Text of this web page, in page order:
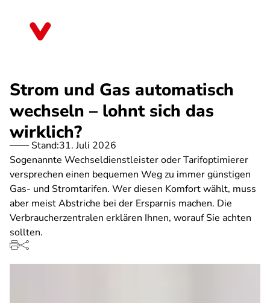
Strom und Gas automatisch
wechseln – lohnt sich das
wirklich?
Stand:31. Juli 2026
Sogenannte Wechseldienstleister oder Tarifoptimierer
versprechen einen bequemen Weg zu immer günstigen
Gas- und Stromtarifen. Wer diesen Komfort wählt, muss
aber meist Abstriche bei der Ersparnis machen. Die
Verbraucherzentralen erklären Ihnen, worauf Sie achten
sollten.